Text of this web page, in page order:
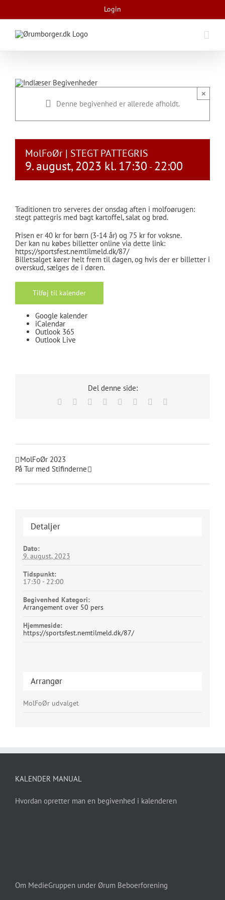
content
Login
Denne begivenhed er allerede afholdt.
×
MolFoØr | STEGT PATTEGRIS
9. august, 2023 kl. 17:30 - 22:00
Traditionen tro serveres der onsdag aften i molfoørugen:
stegt pattegris med bagt kartoffel, salat og brød.
Prisen er 40 kr for børn (3-14 år) og 75 kr for voksne.
Der kan nu købes billetter online via dette link:
https://sportsfest.nemtilmeld.dk/87/
Billetsalget kører helt frem til dagen, og hvis der er billetter i
overskud, sælges de i døren.
Tilføj til kalender
Google kalender
iCalendar
Outlook 365
Outlook Live
Del denne side:
Facebook Reddit LinkedIn
TumblrPinterest
MolFoØr 2023
På Tur med Stifinderne
Detaljer
Dato:
9. august, 2023
Tidspunkt:
17:30 - 22:00
Begivenhed Kategori:
Arrangement over 50 pers
Hjemmeside:
https://sportsfest.nemtilmeld.dk/87/
Arrangør
MolFoØr udvalget
KALENDER MANUAL
Hvordan opretter man en begivenhed i kalenderen
Om MedieGruppen under Ørum Beboerforening